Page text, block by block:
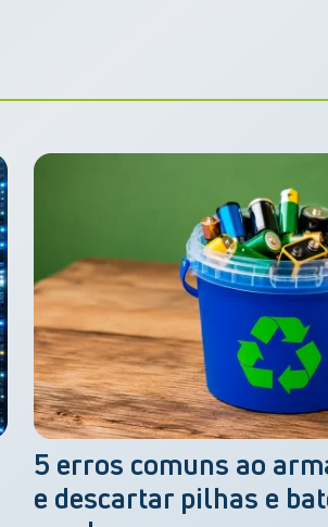
5 erros comuns ao
e descartar pilhas e